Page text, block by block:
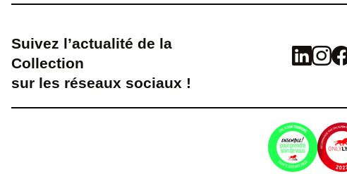
Suivez l’actualité de la
Collection
sur les réseaux sociaux !